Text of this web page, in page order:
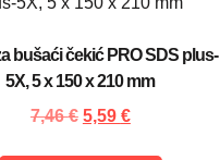
bušaći čekić PRO SDS plus-
5X, 5 x 150 x 210 mm
7,46€ 5,59 €